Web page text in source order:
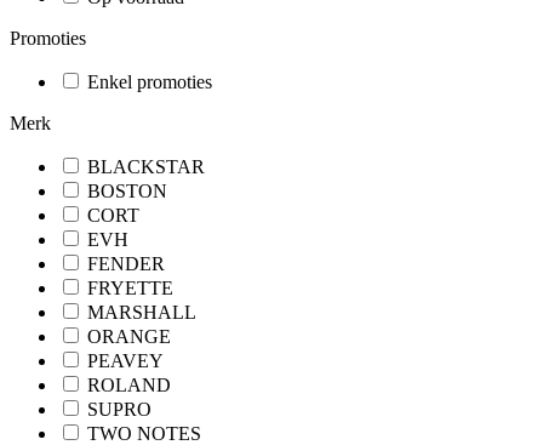
Promoties
Enkel promoties
Merk
BLACKSTAR
BOSTON
CORT
EVH
FENDER
FRYETTE
MARSHALL
ORANGE
PEAVEY
ROLAND
SUPRO
TWO NOTES